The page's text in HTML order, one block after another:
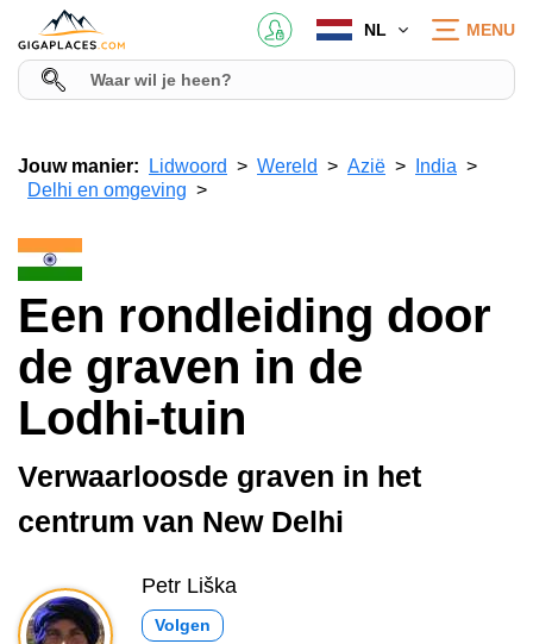
NL MENU
Jouw manier: Lidwoord Wereld Azië
India
Delhi en omgeving
Een rondleiding door
de graven in de
Lodhi-tuin
Verwaarloosde graven in het
centrum van New Delhi
Petr Liška
Volgen